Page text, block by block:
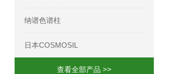
纳谱色谱柱
日本COSMOSIL
查看全部产品 >>